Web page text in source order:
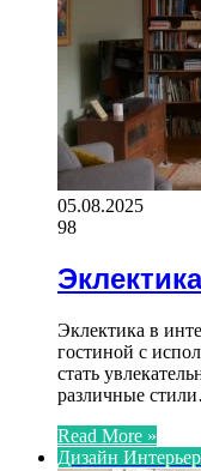
05.08.2025
98
Эклектика в
гостиной с
стать
различные
Read More »
Дизайн